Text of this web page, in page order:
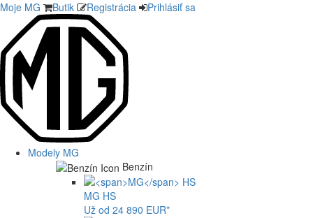
Moje MG Butik Registrácia Prihlásiť sa
Modely MG
Benzín
MG HS
Už od 24 890 EUR*